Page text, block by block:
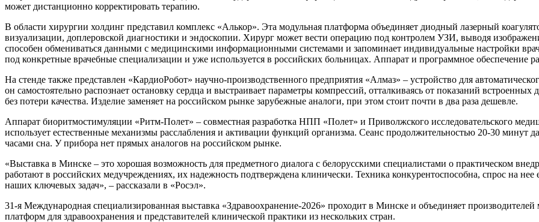
может дистанционно корректировать терапию.
В области хирургии холдинг представил комплекс «Алькор». Эта модульная платформа объединяет диодный лазерный
визуализации, доплеровской диагностики и эндоскопии. Хирург может вести операцию под контролем УЗИ, выводя
способен обмениваться данными с медицинскими информационными системами и запоминает индивидуальные настройки
под конкретные врачебные специализации и уже используется в российских больницах. Аппарат и программное обеспечение
На стенде также представлен «КардиоРобот» научно-производственного предприятия «Алмаз» – устройство для
он самостоятельно распознает остановку сердца и выстраивает параметры компрессий, отталкиваясь от показаний
без потери качества. Изделие заменяет на российском рынке зарубежные аналоги, при этом стоит почти в два раза дешевле.
Аппарат биоритмостимуляции «Ритм-Полет» – совместная разработка НПП «Полет» и Приволжского исследовательского
использует естественные механизмы расслабления и активации функций организма. Сеанс продолжительностью 20-30 минут
часами сна. У прибора нет прямых аналогов на российском рынке.
«Выставка в Минске – это хорошая возможность для предметного диалога с белорусскими специалистами о практическом
работают в российских медучреждениях, их надежность подтверждена клинически. Техника конкурентоспособна, спрос на нее
наших ключевых задач», – рассказали в «Росэл».
31-я Международная специализированная выставка «Здравоохранение-2026» проходит в Минске и объединяет
платформ для здравоохранения и представителей клинической практики из нескольких стран.